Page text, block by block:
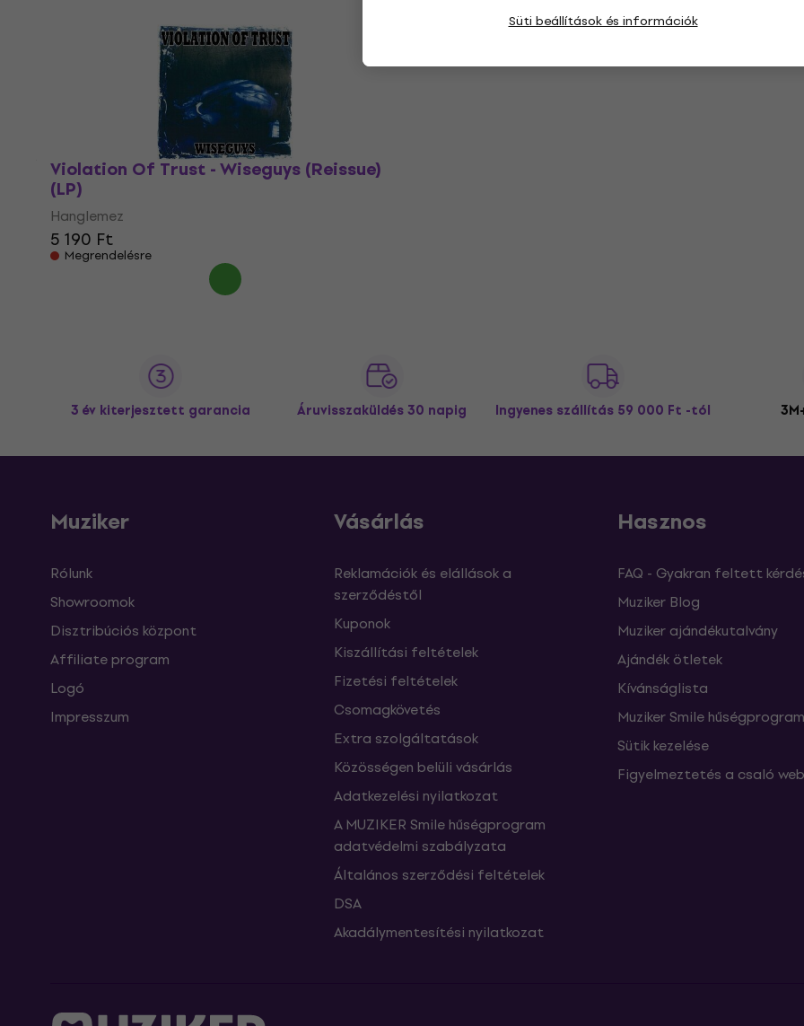
Süti beállítások és információk
Violation Of Trust - Wiseguys (Reissue)
(LP)
Hanglemez
5 190 Ft
Megrendelésre
3 év kiterjesztett garancia Áruvisszaküldés 30 napig Ingyenes szállítás 59 000 Ft -tól
Muziker
Rólunk
Showroomok
Disztribúciós központ
Affiliate program
Logó
Impresszum
Vásárlás
Reklamációk és elállások a
szerződéstől
Kuponok
Kiszállítási feltételek
Fizetési feltételek
Csomagkövetés
Extra szolgáltatások
Közösségen belüli vásárlás
Adatkezelési nyilatkozat
A MUZIKER Smile hűségprogram
adatvédelmi szabályzata
Általános szerződési feltételek
DSA
Akadálymentesítési nyilatkozat
Hasznos
FAQ - Gyakran feltett
Muziker Blog
Muziker ajándékutalvány
Ajándék ötletek
Kívánságlista
Muziker Smile hűségprogram
Sütik kezelése
Figyelmeztetés a csaló